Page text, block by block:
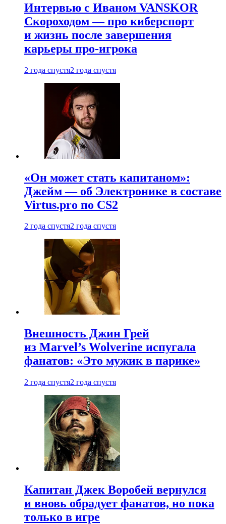
Интервью с Иваном VANSKOR
Скороходом — про киберспорт
и жизнь после завершения
карьеры про-игрока
2 года спустя2 года спустя
«Он может стать капитаном»:
Джейм — об Электронике в составе
Virtus.pro по CS2
2 года спустя2 года спустя
Внешность Джин Грей
из Marvel’s Wolverine испугала
фанатов: «Это мужик в парике»
2 года спустя2 года спустя
Капитан Джек Воробей вернулся
и вновь обрадует фанатов, но пока
только в игре